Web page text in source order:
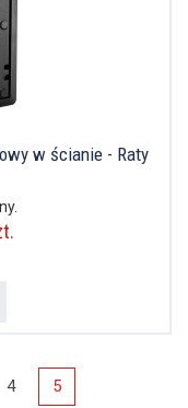
w ścianie - Raty
4 5